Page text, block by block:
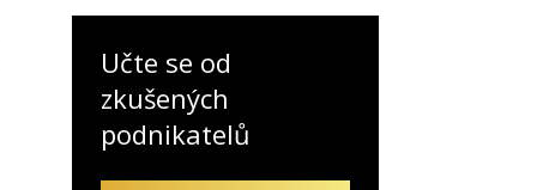
Já v médiích
Učte se od
zkušených
podnikatelů